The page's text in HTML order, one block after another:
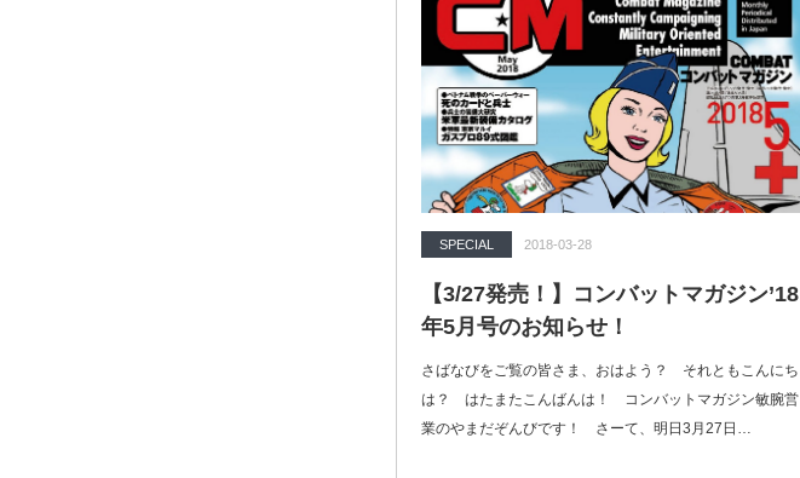
SPECIAL 2018-03-28
【3/27発売！】コンバットマガジン’18
年5月号のお知らせ！
さばなびをご覧の皆さま、おはよう？ それともこんにち
は？ はたまたこんばんは！ コンバットマガジン敏腕営
業のやまだぞんびです！ さーて、明日3月27日…